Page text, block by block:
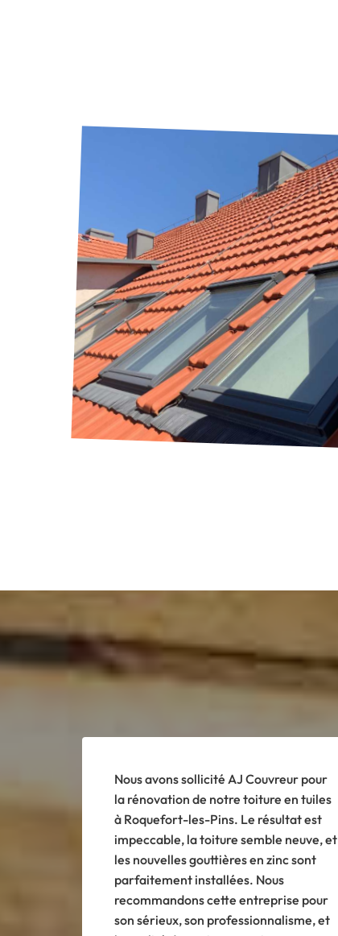
Nous avons sollicité AJ Couvreur pour
la rénovation de notre toiture en tuiles
à Roquefort-les-Pins. Le résultat est
impeccable, la toiture semble neuve, et
les nouvelles gouttières en zinc sont
parfaitement installées. Nous
recommandons cette entreprise pour
son sérieux, son professionnalisme, et